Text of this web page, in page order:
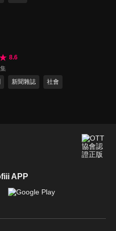
8.6
新聞雜誌 社會
APP